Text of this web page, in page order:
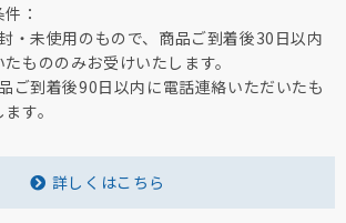
：
・未使用のもので、商品ご到着後30日以内
もののみお受けいたします。
ご到着後90日以内に電話連絡いただいたも
す。
詳しくはこちら